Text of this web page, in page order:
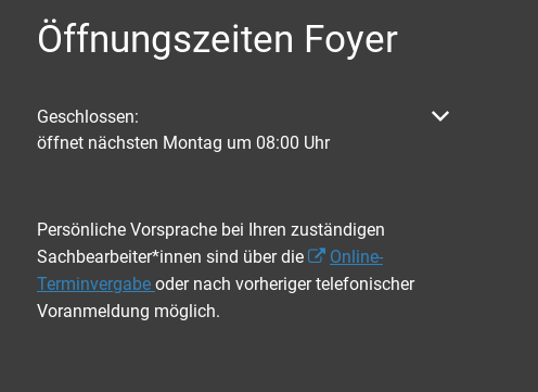
Öffnungszeiten Foyer
Klicken, um weitere Öffnungs- oder Schließzeiten auszublenden
Geschlossen:
öffnet nächsten Montag um 08:00 Uhr
Persönliche Vorsprache bei Ihren zuständigen
Sachbearbeiter*innen sind über die
Online-
Terminvergabe oder nach vorheriger telefonischer
Voranmeldung möglich.